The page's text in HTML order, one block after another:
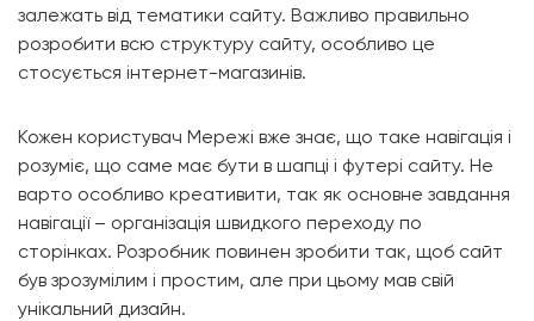
залежать від тематики сайту. Важливо правильно
розробити всю структуру сайту, особливо це
стосується інтернет-магазинів.
Кожен користувач Мережі вже знає, що таке навігація і
розуміє, що саме має бути в шапці і футері сайту. Не
варто особливо креативити, так як основне завдання
навігації – організація швидкого переходу по
сторінках. Розробник повинен зробити так, щоб сайт
був зрозумілим і простим, але при цьому мав свій
унікальний дизайн.